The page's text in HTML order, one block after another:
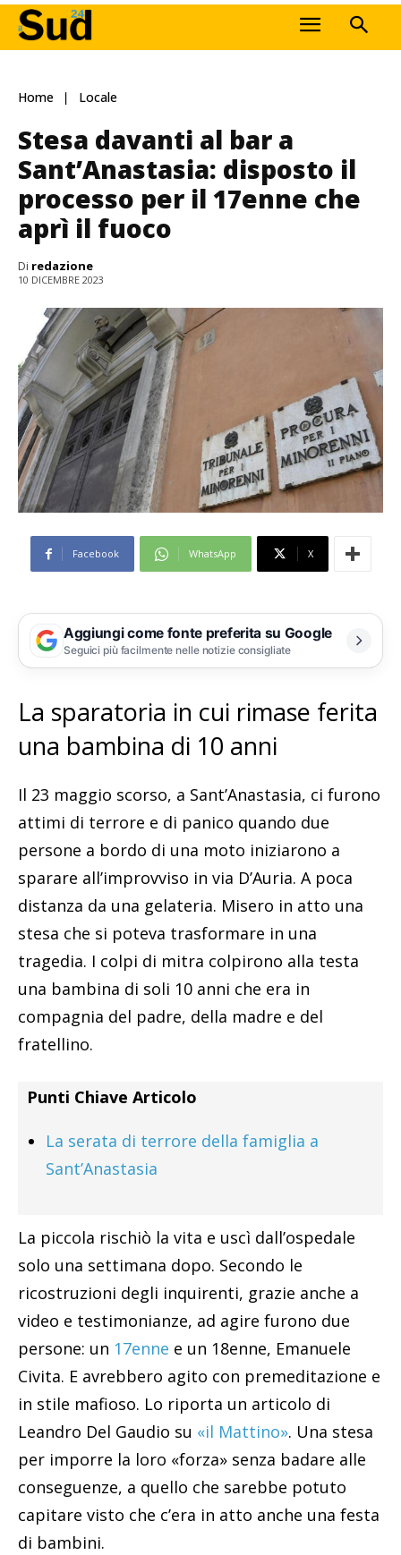
Home Locale
Stesa davanti al bar a
Sant’Anastasia: disposto il
processo per il 17enne che
aprì il fuoco
Di redazione
10 DICEMBRE 2023
Facebook WhatsApp X
Aggiungi come fonte preferita su Google
Seguici più facilmente nelle notizie consigliate
La sparatoria in cui rimase ferita
una bambina di 10 anni
Il 23 maggio scorso, a Sant’Anastasia, ci furono
attimi di terrore e di panico quando due
persone a bordo di una moto iniziarono a
sparare all’improvviso in via D’Auria. A poca
distanza da una gelateria. Misero in atto una
stesa che si poteva trasformare in una
tragedia. I colpi di mitra colpirono alla testa
una bambina di soli 10 anni che era in
compagnia del padre, della madre e del
fratellino.
Punti Chiave Articolo
La serata di terrore della famiglia a
Sant’Anastasia
La piccola rischiò la vita e uscì dall’ospedale
solo una settimana dopo. Secondo le
ricostruzioni degli inquirenti, grazie anche a
video e testimonianze, ad agire furono due
persone: un 17enne e un 18enne, Emanuele
Civita. E avrebbero agito con premeditazione e
in stile mafioso. Lo riporta un articolo di
Leandro Del Gaudio su «il Mattino». Una stesa
per imporre la loro «forza» senza badare alle
conseguenze, a quello che sarebbe potuto
capitare visto che c’era in atto anche una festa
di bambini.